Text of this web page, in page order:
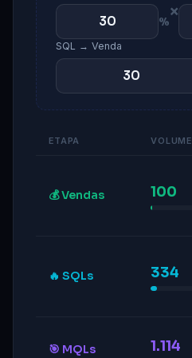
%×
SQL → Venda
ETAPA VOLUME
💰 Vendas 100
🔥 SQLs 334
🎯 MQLs 1.114